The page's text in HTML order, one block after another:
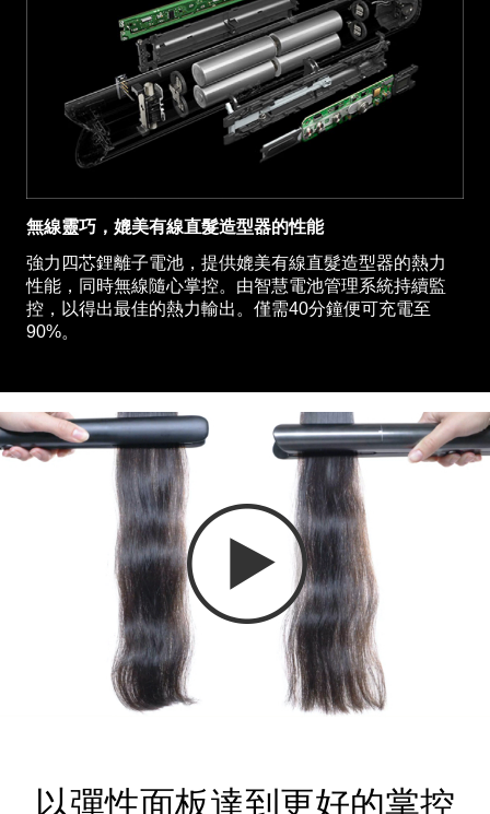
無線靈巧，媲美有線直髮造型器的性能
強力四芯鋰離子電池，提供媲美有線直髮造型器的熱力
性能，同時無線隨心掌控。由智慧電池管理系統持續監
控，以得出最佳的熱力輸出。僅需40分鐘便可充電至
90%。
以彈性面板達到更好的掌控